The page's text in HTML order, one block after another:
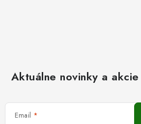
Aktuálne novinky a
Email